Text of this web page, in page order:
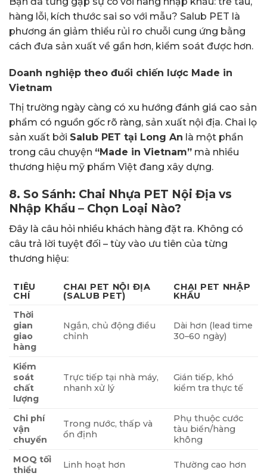
hàng lỗi, kích thước sai so với mẫu? Salub PET là
phương án giảm thiểu rủi ro chuỗi cung ứng bằng
cách đưa sản xuất về gần hơn, kiểm soát được hơn.
Doanh nghiệp theo đuổi chiến lược Made in
Vietnam
Thị trường ngày càng có xu hướng đánh giá cao sản
phẩm có nguồn gốc rõ ràng, sản xuất nội địa. Chai lọ
sản xuất bởi Salub PET tại Long An là một phần
trong câu chuyện “Made in Vietnam” mà nhiều
thương hiệu mỹ phẩm Việt đang xây dựng.
8. So Sánh: Chai Nhựa PET Nội Địa vs
Nhập Khẩu – Chọn Loại Nào?
Đây là câu hỏi nhiều khách hàng đặt ra. Không có
câu trả lời tuyệt đối – tùy vào ưu tiên của từng
thương hiệu:
TIÊU
CHÍ
CHAI PET NỘI ĐỊA
(SALUB PET)
CHAI PET NHẬP
KHẨU
Thời
gian
giao
hàng
Ngắn, chủ động điều
chỉnh
Dài hơn (lead time
30–60 ngày)
Kiểm
soát
chất
lượng
Trực tiếp tại nhà máy,
nhanh xử lý
Gián tiếp, khó
kiểm tra thực tế
Chi phí
vận
chuyển
Trong nước, thấp và
ổn định
Phụ thuộc cước
tàu biển/hàng
không
MOQ tối
thiểu
Linh hoạt hơn Thường cao hơn